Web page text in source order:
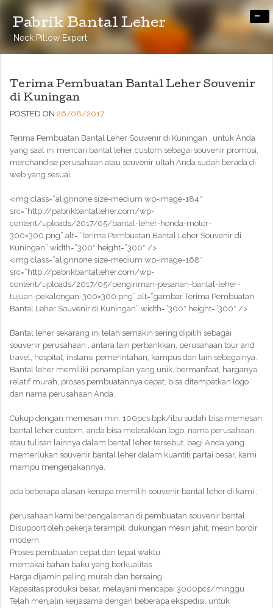
Pabrik Bantal Leher
Neck Pillow Expert
-
Terima Pembuatan Bantal Leher Souvenir
di Kuningan
POSTED ON 26/08/2017
Terima Pembuatan Bantal Leher Souvenir di Kuningan , untuk Anda
yang saat ini mencari bantal leher custom sebagai souvenir promosi,
merchandise perusahaan atau souvenir ultah Anda sudah berada di
web yang sesuai.
<img class=”alignnone size-medium wp-image-184″
src=”http://pabrikbantalleher.com/wp-
content/uploads/2017/05/bantal-leher-honda-motor-
300×300.png” alt=”Terima Pembuatan Bantal Leher Souvenir di
Kuningan” width=”300″ height=”300″ />
<img class=”alignnone size-medium wp-image-168″
src=”http://pabrikbantalleher.com/wp-
content/uploads/2017/05/pengiriman-pesanan-bantal-leher-
tujuan-pekalongan-300×300.png” alt=”gambar Terima Pembuatan
Bantal Leher Souvenir di Kuningan” width=”300″ height=”300″ />
Bantal leher sekarang ini telah semakin sering dipilih sebagai
souvenir perusahaan , antara lain perbankkan, perusahaan tour and
travel, hospital, instansi pemerintahan, kampus dan lain sebagainya.
Bantal leher memiliki penampilan yang unik, bermanfaat, harganya
relatif murah, proses pembuatannya cepat, bisa ditempatkan logo
dan nama perusahaan Anda.
Cukup dengan memesan min. 100pcs bpk/ibu sudah bisa memesan
bantal leher custom, anda bisa meletakkan logo, nama perusahaan
atau tulisan lainnya dalam bantal leher tersebut. bagi Anda yang
memerlukan souvenir bantal leher dalam kuantiti partai besar, kami
mampu mengerjakannya.
ada beberapa alasan kenapa memilih souvenir bantal leher di kami ;
perusahaan kami berpengalaman di pembuatan souvenir bantal
Disupport oleh pekerja terampil, dukungan mesin jahit, mesin bordir
modern
Proses pembuatan cepat dan tepat waktu
memakai bahan baku yang berkualitas
Harga dijamin paling murah dan bersaing
Kapasitas produksi besar, melayani mencapai 3000pcs/minggu
Telah menjalin kerjasama dengan beberapa ekspedisi, untuk